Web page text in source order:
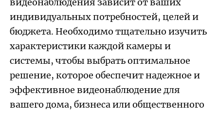
видеонаблюдения зависит от ваших
индивидуальных потребностей, целей и
бюджета. Необходимо тщательно изучить
характеристики каждой камеры и
системы, чтобы выбрать оптимальное
решение, которое обеспечит надежное и
эффективное видеонаблюдение для
вашего дома, бизнеса или общественного